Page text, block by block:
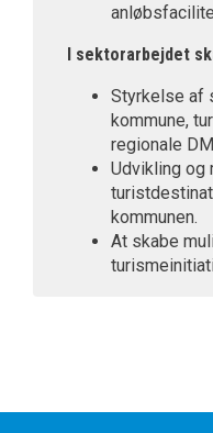
I sektorarbejdet
Styrkelse af
kommune,
regionale
Udvikling og
kommunen.
At skabe